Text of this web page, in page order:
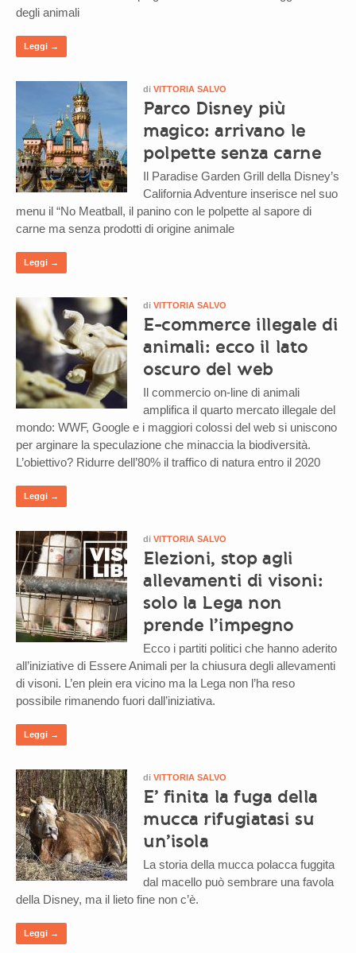
degli animali
Leggi →
di VITTORIA SALVO
Parco Disney più
magico: arrivano le
polpette senza carne
Il Paradise Garden Grill della Disney’s
California Adventure inserisce nel suo
menu il “No Meatball, il panino con le polpette al sapore di
carne ma senza prodotti di origine animale
Leggi →
di VITTORIA SALVO
E-commerce illegale di
animali: ecco il lato
oscuro del web
Il commercio on-line di animali
amplifica il quarto mercato illegale del
mondo: WWF, Google e i maggiori colossi del web si uniscono
per arginare la speculazione che minaccia la biodiversità.
L’obiettivo? Ridurre dell’80% il traffico di natura entro il 2020
Leggi →
di VITTORIA SALVO
Elezioni, stop agli
allevamenti di visoni:
solo la Lega non
prende l’impegno
Ecco i partiti politici che hanno aderito
all’iniziative di Essere Animali per la chiusura degli allevamenti
di visoni. L’en plein era vicino ma la Lega non l’ha reso
possibile rimanendo fuori dall’iniziativa.
Leggi →
di VITTORIA SALVO
E’ finita la fuga della
mucca rifugiatasi su
un’isola
La storia della mucca polacca fuggita
dal macello può sembrare una favola
della Disney, ma il lieto fine non c’è.
Leggi →